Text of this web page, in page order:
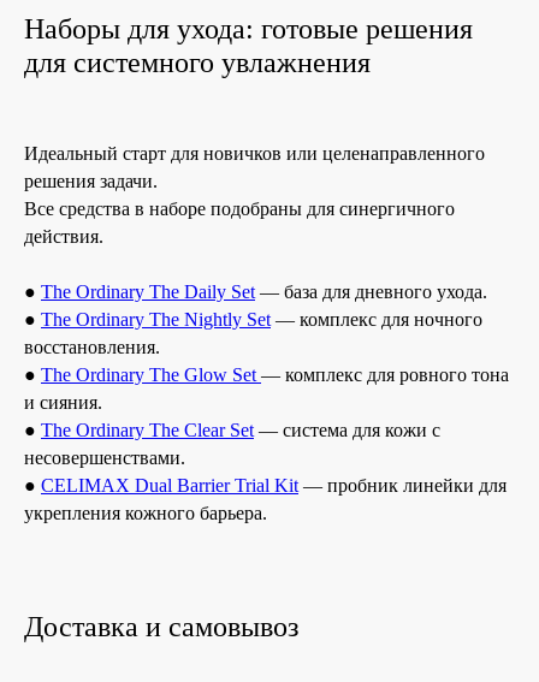
Наборы для ухода: готовые решения
для системного увлажнения
Идеальный старт для новичков или целенаправленного
решения задачи.
Все средства в наборе подобраны для синергичного
действия.
● The Ordinary The Daily Set — база для дневного ухода.
● The Ordinary The Nightly Set — комплекс для ночного
восстановления.
● The Ordinary The Glow Set — комплекс для ровного тона
и сияния.
● The Ordinary The Clear Set — система для кожи с
несовершенствами.
● CELIMAX Dual Barrier Trial Kit — пробник линейки для
укрепления кожного барьера.
Доставка и самовывоз